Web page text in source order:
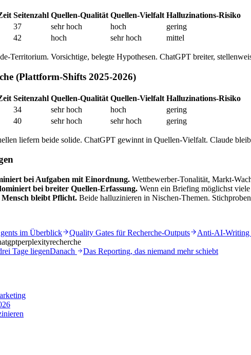
Seitenzahl Quellen-Qualität Quellen-Vielfalt Halluzinations-Risiko
37 sehr hoch hoch
gering
42 hoch sehr hoch mittel
Territorium. Vorsichtige, belegte Hypothesen. ChatGPT breiter,
(Plattform-Shifts 2025-2026)
Seitenzahl Quellen-Qualität Quellen-Vielfalt Halluzinations-Risiko
34 sehr hoch hoch
gering
40 sehr hoch sehr hoch gering
liefern beide solide. ChatGPT gewinnt in Quellen-Vielfalt. Claude
bei Aufgaben mit Einordnung. Wettbewerber-Tonalität, Markt-
bei breiter Quellen-Erfassung. Wenn ein Briefing möglichst
bleibt Pflicht. Beide halluzinieren in Nischen-Themen.
im Überblick
Quality Gates für Recherche-Outputs
Anti-AI-Writing
perplexityrecherche
Tage liegenDanach
Das Reporting, das niemand mehr schiebt